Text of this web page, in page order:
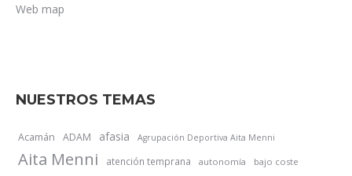
Web map
NUESTROS TEMAS
Acamán ADAM afasia Agrupación Deportiva Aita Menni
Aita Menni atención temprana autonomía bajo coste